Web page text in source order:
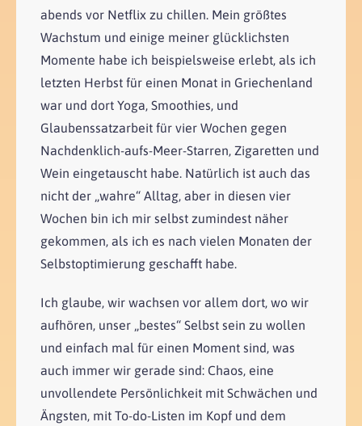
abends vor Netflix zu chillen. Mein größtes
Wachstum und einige meiner glücklichsten
Momente habe ich beispielsweise erlebt, als ich
letzten Herbst für einen Monat in Griechenland
war und dort Yoga, Smoothies, und
Glaubenssatzarbeit für vier Wochen gegen
Nachdenklich-aufs-Meer-Starren, Zigaretten und
Wein eingetauscht habe. Natürlich ist auch das
nicht der „wahre“ Alltag, aber in diesen vier
Wochen bin ich mir selbst zumindest näher
gekommen, als ich es nach vielen Monaten der
Selbstoptimierung geschafft habe.
Ich glaube, wir wachsen vor allem dort, wo wir
aufhören, unser „bestes“ Selbst sein zu wollen
und einfach mal für einen Moment sind, was
auch immer wir gerade sind: Chaos, eine
unvollendete Persönlichkeit mit Schwächen und
Ängsten, mit To-do-Listen im Kopf und dem